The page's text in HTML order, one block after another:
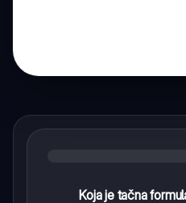
Koja je tačna